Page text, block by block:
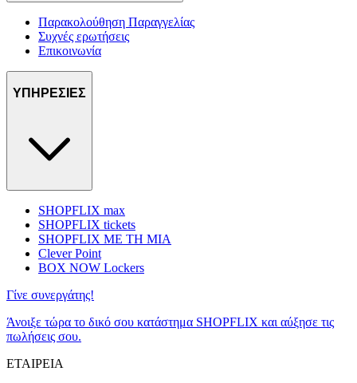
Παρακολούθηση Παραγγελίας
Συχνές ερωτήσεις
Επικοινωνία
ΥΠΗΡΕΣΙΕΣ
SHOPFLIX max
SHOPFLIX tickets
SHOPFLIX ΜΕ ΤΗ ΜΙΑ
Clever Point
BOX NOW Lockers
Γίνε συνεργάτης!
Άνοιξε τώρα το δικό σου κατάστημα SHOPFLIX και αύξησε τις
πωλήσεις σου.
ΕΤΑΙΡΕΙΑ